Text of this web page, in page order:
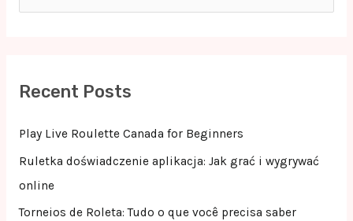
f
Recent Posts
Play Live Roulette Canada for Beginners
Ruletka doświadczenie aplikacja: Jak grać i wygrywać
online
Torneios de Roleta: Tudo o que você precisa saber